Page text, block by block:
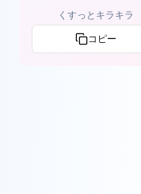
くすっとキラキラ
コピー